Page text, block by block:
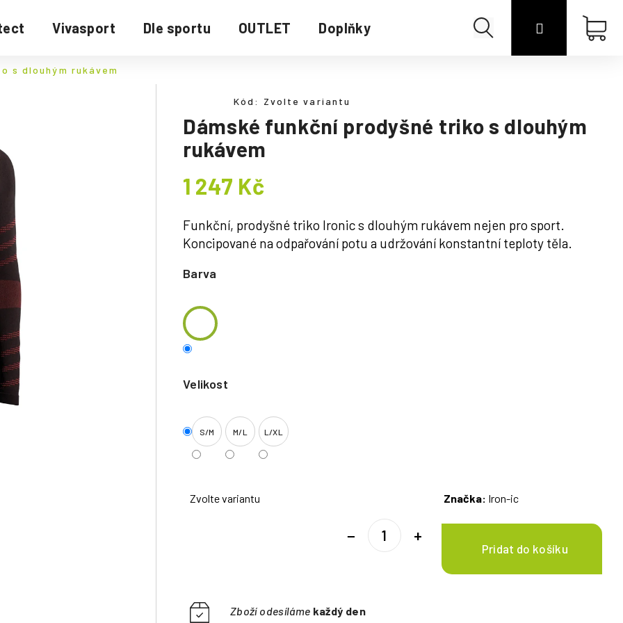
Vivasport Dle sportu OUTLET Doplňky Hledat Přihlášení
s dlouhým rukávem
Dámské funkční prodyšné triko s dlouhým
rukávem
Funkční, prodyšné triko Ironic s dlouhým rukávem nejen pro sport.
Koncipované na odpařování potu a udržování konstantní teploty těla.
Barva
Velikost
S/M M/L L/XL
Zvolte variantu Značka: Iron-ic
+
−
Zboží odesíláme každý den
Kód: Zvolte variantu
1 247 Kč
cena: